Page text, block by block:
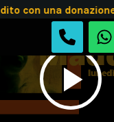
con una
play_arrow